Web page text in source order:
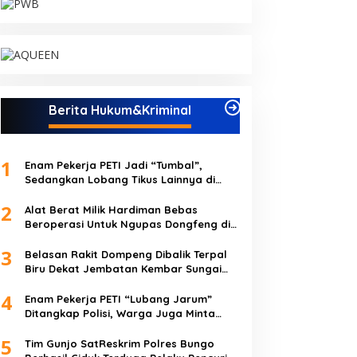
Berita Hukum&Kriminal
1
Enam Pekerja PETI Jadi “Tumbal”,
Sedangkan Lobang Tikus Lainnya di
Beroperasi
2
Alat Berat Milik Hardiman Bebas
Beroperasi Untuk Ngupas Dongfeng di
3
Belasan Rakit Dompeng Dibalik Terpal
Biru Dekat Jembatan Kembar Sungai
4
Enam Pekerja PETI “Lubang Jarum”
Ditangkap Polisi, Warga Juga Minta
5
Tim Gunjo SatReskrim Polres Bungo